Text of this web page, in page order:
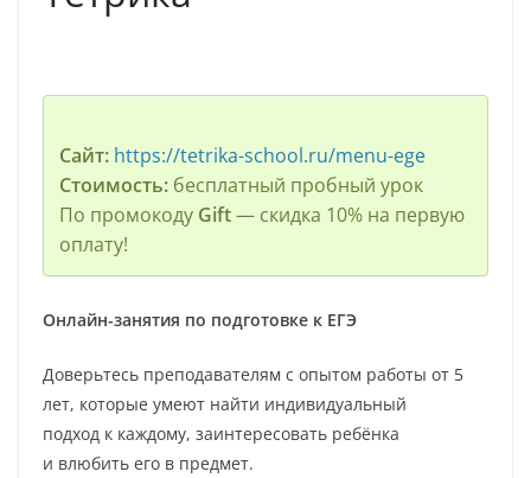
Сайт: https://tetrika-school.ru/menu-ege
Стоимость:бесплатный пробный урок
По промокоду Gift— скидка 10% на первую
оплату!
Онлайн-занятия по подготовке к ЕГЭ
Доверьтесь преподавателям с опытом работы от 5
лет, которые умеют найти индивидуальный
подход к каждому, заинтересовать ребёнка
и влюбить его в предмет.